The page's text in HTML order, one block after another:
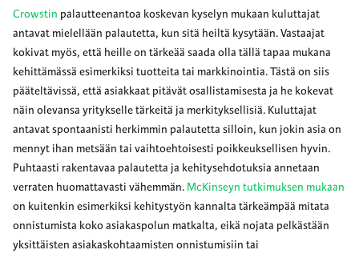
Crowstin palautteenantoa koskevan kyselyn mukaan kuluttajat
antavat mielellään palautetta, kun sitä heiltä kysytään. Vastaajat
kokivat myös, että heille on tärkeää saada olla tällä tapaa mukana
kehittämässä esimerkiksi tuotteita tai markkinointia. Tästä on siis
pääteltävissä, että asiakkaat pitävät osallistamisesta ja he kokevat
näin olevansa yritykselle tärkeitä ja merkityksellisiä. Kuluttajat
antavat spontaanisti herkimmin palautetta silloin, kun jokin asia on
mennyt ihan metsään tai vaihtoehtoisesti poikkeuksellisen hyvin.
Puhtaasti rakentavaa palautetta ja kehitysehdotuksia annetaan
verraten huomattavasti vähemmän. McKinseyn tutkimuksen mukaan
on kuitenkin esimerkiksi kehitystyön kannalta tärkeämpää mitata
onnistumista koko asiakaspolun matkalta, eikä nojata pelkästään
yksittäisten asiakaskohtaamisten onnistumisiin tai